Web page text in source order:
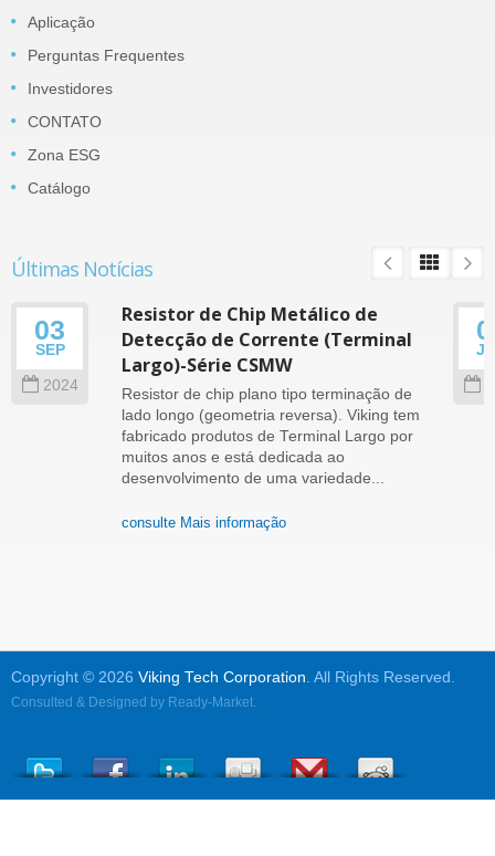
Aplicação
Perguntas Frequentes
Investidores
CONTATO
Zona ESG
Catálogo
Últimas Notícias
03
SEP
2024
Resistor de Chip Metálico de
Detecção de Corrente (Terminal
Largo)-Série CSMW
Resistor de chip plano tipo terminação de
lado longo (geometria reversa). Viking tem
fabricado produtos de Terminal Largo por
muitos anos e está dedicada ao
desenvolvimento de uma variedade...
consulte Mais informação
Copyright © 2026 Viking Tech Corporation. All Rights Reserved.
Consulted & Designed by Ready-Market.